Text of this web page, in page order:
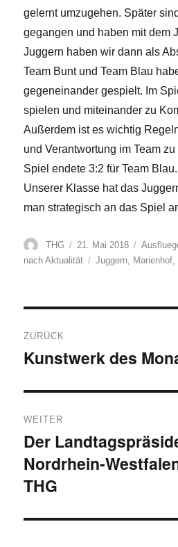
gelernt umzugehen. Später
gegangen und haben mit dem
Juggern haben wir dann als
Team Bunt und Team Blau
gegeneinander gespielt. Im
spielen und miteinander zu
Außerdem ist es wichtig
und Verantwortung im Team
Spiel endete 3:2 für Team Blau.
Unserer Klasse hat das
man strategisch an das Spiel
Autor
THG
Veröffentlicht
am
21. Mai 2018
nach Aktualität
Schlagwörter
Juggern, Marienhof,
ZURÜCK
Vorheriger
Kunstwerk des
WEITER
Nächster
Beitrag:
Der
Nordrhein-
THG